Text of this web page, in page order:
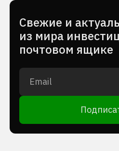
Cвежие и
из мира
почтовом ящике